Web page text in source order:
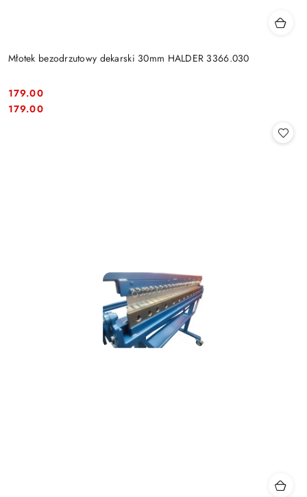
Młotek bezodrzutowy dekarski 30mm HALDER 3366.030
Cena:
179.00
Cena:
179.00